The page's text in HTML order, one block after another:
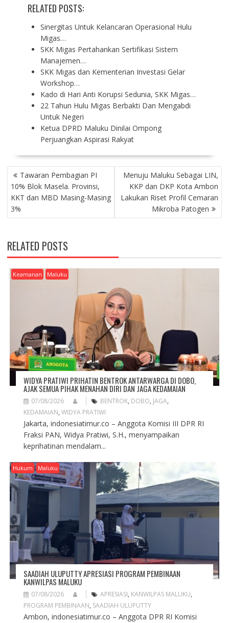
RELATED POSTS:
Sinergitas Untuk Kelancaran Operasional Hulu
Migas…
SKK Migas Pertahankan Sertifikasi Sistem
Manajemen…
SKK Migas dan Kementerian Investasi Gelar
Workshop…
Kado di Hari Anti Korupsi Sedunia, SKK Migas…
22 Tahun Hulu Migas Berbakti Dan Mengabdi
Untuk Negeri
Ketua DPRD Maluku Dinilai Ompong
Perjuangkan Aspirasi Rakyat
P
O
S
T
N
V
I
G
A
T
Tawaran Pembagian PI
10% Blok Masela. Provinsi,
KKT dan MBD Masing-Masing
3%
Menuju Maluku Sebagai LIN,
KKP dan DKP Kota Ambon
Lakukan Riset Profil Cemaran
Mikroba Patogen
RELATED POSTS
Keamanan Maluku
WIDYA PRATIWI PRIHATIN BENTROK ANTARWARGA DI DOBO,
AJAK SEMUA PIHAK MENAHAN DIRI DAN JAGA KEDAMAIAN
07/08/2026 BENTROK, DOBO, JAGA,
KEDAMAIAN, WIDYA PRATIWI
Jakarta, indonesiatimur.co – Anggota Komisi III DPR RI
Fraksi PAN, Widya Pratiwi, S.H., menyampaikan
keprihatinan mendalam...
Hukum Maluku
SAADIAH ULUPUTTY APRESIASI PROGRAM PEMBINAAN
KANWILPAS MALUKU
07/08/2026 APRESIASI, KANWILPAS MALUKU,
PROGRAM PEMBINAAN, SAADIAH ULUPUTTY
Ambon, indonesiatimur.co – Anggota DPR RI Komisi